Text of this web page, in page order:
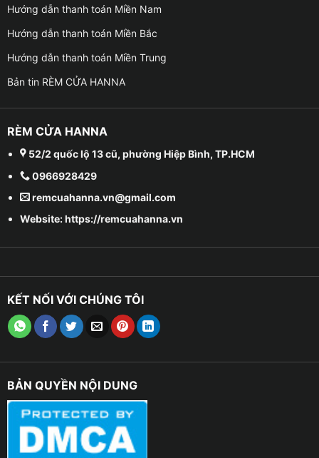
Hướng dẫn thanh toán Miền Nam
Hướng dẫn thanh toán Miền Bắc
Hướng dẫn thanh toán Miền Trung
Bản tin RÈM CỬA HANNA
RÈM CỬA HANNA
52/2 quốc lộ 13 cũ, phường Hiệp Bình, TP.HCM
0966928429
remcuahanna.vn@gmail.com
Website: https://remcuahanna.vn
KẾT NỐI VỚI CHÚNG TÔI
BẢN QUYỀN NỘI DUNG